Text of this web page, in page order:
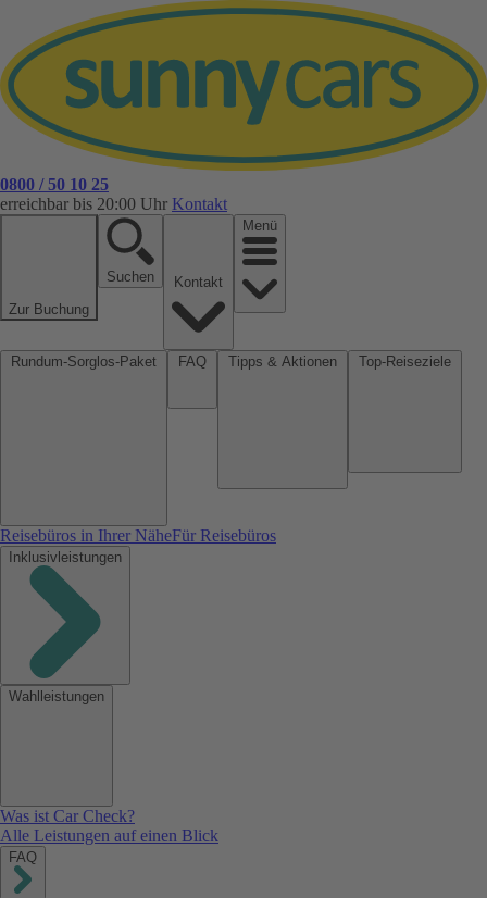
0800 / 50 10 25
erreichbar bis 20:00 Uhr Kontakt
Zur Buchung
Suchen
Menü
Reisebüros in Ihrer NäheFür Reisebüros
Inklusivleistungen
Wahlleistungen
Was ist Car Check?
Alle Leistungen auf einen Blick
FAQ